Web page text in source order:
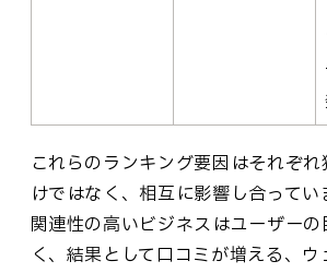
これらのランキング要因はそれぞ
けではなく、相互に影響し合ってい
関連性の高いビジネスはユーザー
く、結果として口コミが増える、